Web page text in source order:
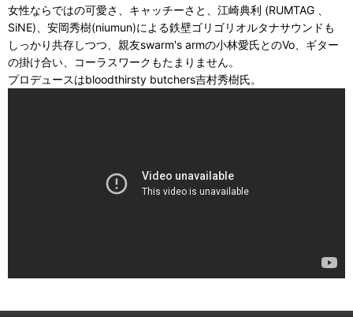
女性ならではの可愛さ、キャッチーさと、江崎典利 (RUMTAG 、
SiNE)、安岡秀樹(niumun)による鉄壁ゴリゴリオルタナサウンドも
しっかり共存しつつ、親友swarm's armの小林愛氏とのVo、ギター
の掛け合い、コーラスワークもたまりません。
プロデュースはbloodthirsty butchers吉村秀樹氏。